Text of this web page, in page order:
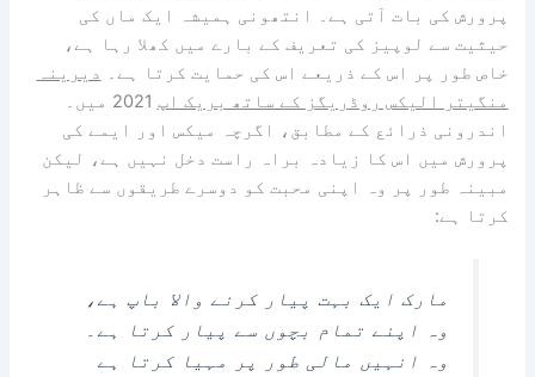
پرورش کی بات آتی ہے۔ انتھونی ہمیشہ ایک ماں کی
حیثیت سے لوپیز کی تعریف کے بارے میں کھلا رہا ہے،
خاص طور پر اس کے ذریعے اس کی حمایت کرتا ہے۔ دیرینہ
منگیتر الیکس روڈریگز کے ساتھ بریک اپ
2021 میں۔
اندرونی ذرائع کے مطابق، اگرچہ میکس اور ایمے کی
پرورش میں اس کا زیادہ براہ راست دخل نہیں ہے، لیکن
مبینہ طور پر وہ اپنی محبت کو دوسرے طریقوں سے ظاہر
کرتا ہے:
مارک ایک بہت پیار کرنے والا باپ ہے،
وہ اپنے تمام بچوں سے پیار کرتا ہے۔
وہ انہیں مالی طور پر مہیا کرتا ہے